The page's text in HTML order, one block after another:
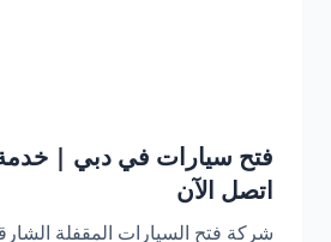
اتصل الآن
شركة فتح السيارات المقفلة